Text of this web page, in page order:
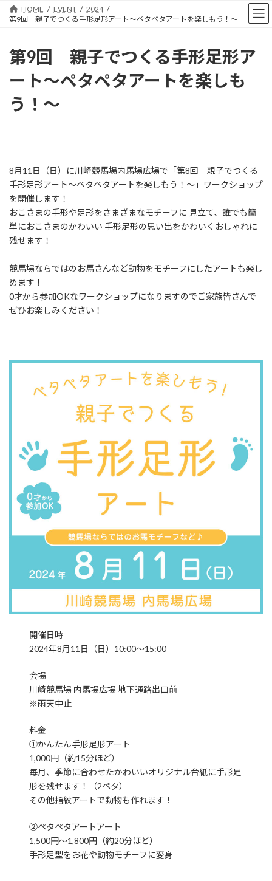
HOME EVENT
2024
第9回 親子でつくる手形足形アート〜ペタペタアートを楽しもう！〜
第9回 親子でつくる手形足形ア
ート〜ペタペタアートを楽しも
う！〜
8月11日（日）に川崎競馬場内馬場広場で「第8回 親子でつくる
手形足形アート～ペタペタアートを楽しもう！～」ワークショップ
を開催します！
おこさまの手形や足形をさまざまなモチーフに 見立て、誰でも簡
単におこさまのかわいい 手形足形の思い出をかわいくおしゃれに
残せます！
競馬場ならではのお馬さんなど動物をモチーフにしたアートも楽し
めます！
0才から参加OKなワークショップになりますのでご家族皆さんで
ぜひお楽しみください！
開催日時
2024年8月11日（日）10:00～15:00
会場
川崎競馬場 内馬場広場 地下通路出口前
※雨天中止
料金
①かんたん手形足形アート
1,000円（約15分ほど）
毎月、季節に合わせたかわいいオリジナル台紙に手形足
形を残せます！（2ペタ）
その他指紋アートで動物も作れます！
②ペタペタアートアート
1,500円〜1,800円（約20分ほど）
手形足型をお花や動物モチーフに変身